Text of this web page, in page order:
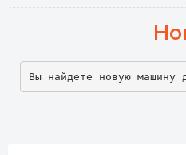
Вы найдете новую машину